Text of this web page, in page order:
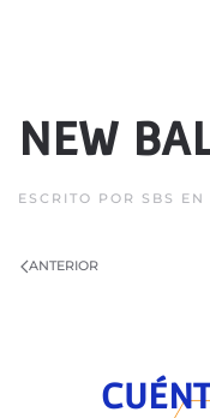
NEW
ESCRITO POR SBS EN
ANTERIOR